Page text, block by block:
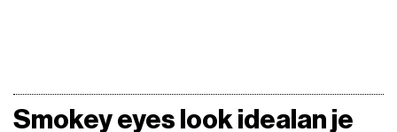
Smokey eyes look idealan je